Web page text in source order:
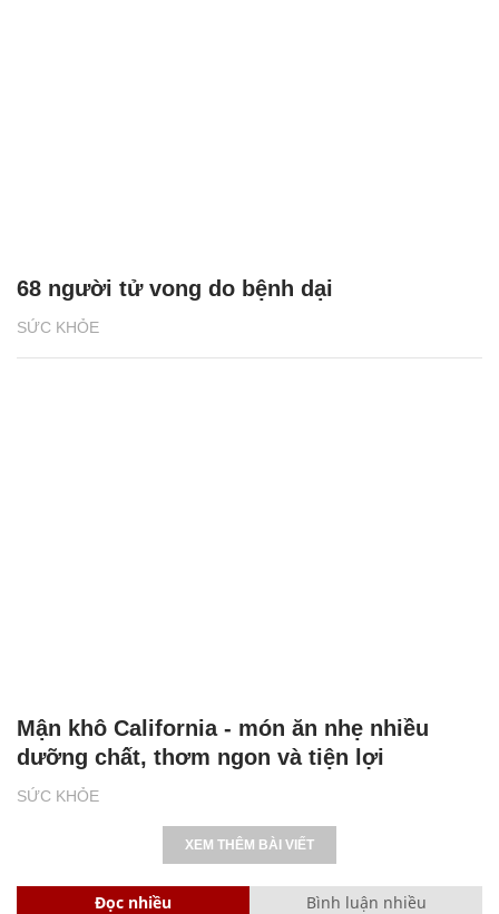
SỨC KHỎE
68 người tử vong do bệnh dại
SỨC KHỎE
Mận khô California - món ăn nhẹ nhiều
dưỡng chất, thơm ngon và tiện lợi
XEM THÊM BÀI VIẾT
Đọc nhiều Bình luận nhiều